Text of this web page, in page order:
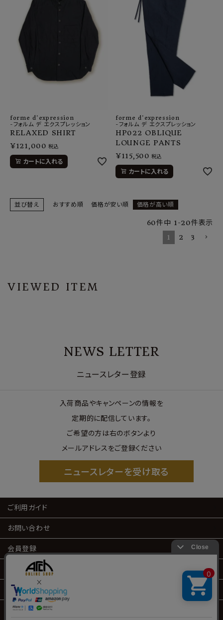
forme d'expression
-フォルム デ エクスプレッション
RELAXED SHIRT
¥121,000 税込
カートに入れる
forme d'expression
-フォルム デ エクスプレッション
HP022 OBLIQUE
LOUNGE PANTS
¥115,500 税込
カートに入れる
並び替え おすすめ順 価格が安い順 価格が高い順
60件中 1 -20件表示
1
2 3
VIEWED ITEM
NEWS LETTER
ニュースレター登録
入荷商品やキャンペーンの情報を
定期的に配信しています。
ご希望の方は右のボタンより
メールアドレスをご登録ください
ニュースレターを受け取る
ご利用ガイド
お問い合わせ
会員登録
会員サービス
特定商取引
プライバシーポリシー